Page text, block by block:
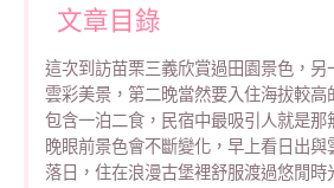
文章目錄
這次到訪苗栗三義欣賞過田園景色，另
雲彩美景，第二晚當然要入住海拔較高
包含一泊二食，民宿中最吸引人就是那
晚眼前景色會不斷變化，早上看日出
落日，住在浪漫古堡裡舒服渡過悠閒時